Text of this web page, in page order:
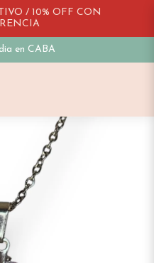
/ 10% OFF CON
en CABA